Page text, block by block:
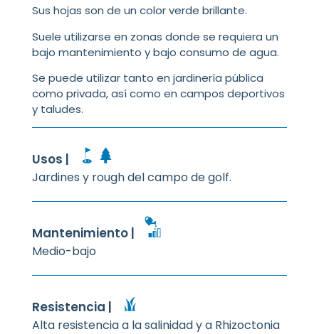
Sus hojas son de un color verde brillante.
Suele utilizarse en zonas donde se requiera un
bajo mantenimiento y bajo consumo de agua.
Se puede utilizar tanto en jardinería pública
como privada, así como en campos deportivos
y taludes.
Usos |
Jardines y rough del campo de golf.
Mantenimiento |
Medio-bajo
Resistencia |
Alta resistencia a la salinidad y a Rhizoctonia